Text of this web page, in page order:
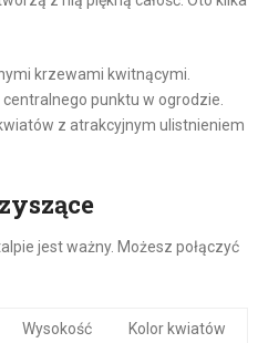
krzewami kwitnącymi.
punktu w ogrodzie.
z atrakcyjnym ulistnieniem
jest ważny. Możesz połączyć
Wysokość Kolor kwiatów